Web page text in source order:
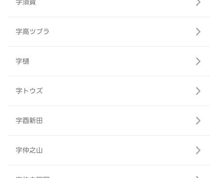
字高ツブラ
字樋
字トウズ
字酉新田
字仲之山